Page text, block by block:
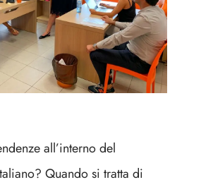
all’interno del
Quando si tratta di